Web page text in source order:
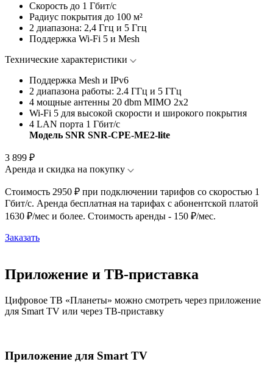
Скорость до 1 Гбит/с
Радиус покрытия до 100 м²
2 диапазона: 2,4 Ггц и 5 Ггц
Поддержка Wi-Fi 5 и Mesh
Технические характеристики
Поддержка Mesh и IPv6
2 диапазона работы: 2.4 ГГц и 5 ГГц
4 мощные антенны 20 dbm MIMO 2х2
Wi-Fi 5 для высокой скорости и широкого покрытия
4 LAN порта 1 Гбит/с
Модель SNR SNR-CPE-ME2-lite
3 899 ₽
Аренда и скидка на покупку
Стоимость 2950 ₽ при подключении тарифов со скоростью 1
Гбит/с. Аренда бесплатная на тарифах с абонентской платой
1630 ₽/мес и более. Стоимость аренды - 150 ₽/мес.
Заказать
Приложение и ТВ-приставка
Цифровое ТВ «Планеты» можно смотреть через приложение
для Smart TV или через ТВ-приставку
Приложение для Smart TV